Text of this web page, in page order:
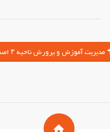
مدیریت آموزش و پرورش ناحیه ۳ اصفهان